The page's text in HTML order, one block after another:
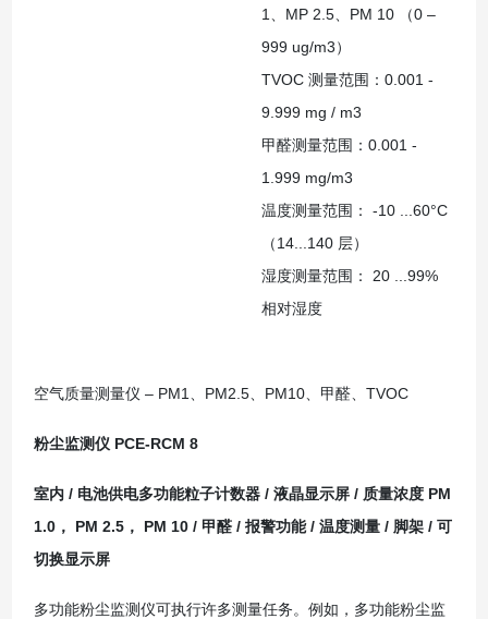
1、MP 2.5、PM 10 （0 –
999 ug/m3）
TVOC 测量范围：0.001 -
9.999 mg / m3
甲醛测量范围：0.001 -
1.999 mg/m3
温度测量范围： -10 ...60°C
（14...140 层）
湿度测量范围： 20 ...99%
相对湿度
空气质量测量仪 – PM1、PM2.5、PM10、甲醛、TVOC
粉尘监测仪 PCE-RCM 8
室内 / 电池供电多功能粒子计数器 / 液晶显示屏 / 质量浓度 PM
1.0， PM 2.5， PM 10 / 甲醛 / 报警功能 / 温度测量 / 脚架 / 可
切换显示屏
多功能粉尘监测仪可执行许多测量任务。例如，多功能粉尘监